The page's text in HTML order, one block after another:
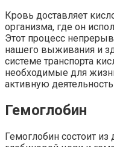
Кровь доставляет
организма, где он
Этот процесс
нашего выживания и
системе транспорта
необходимые для
активную
Гемоглобин
Гемоглобин состоит